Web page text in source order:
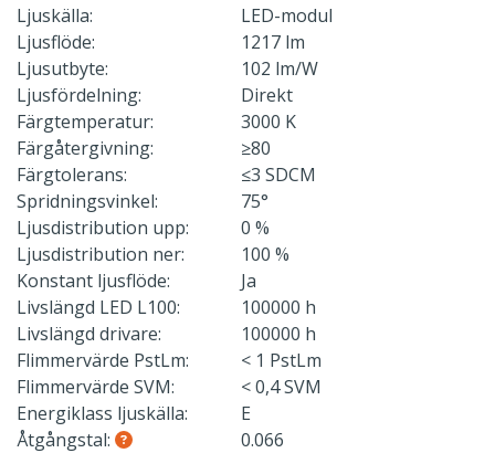
Ljuskälla:
LED-modul
Ljusflöde:
1217 lm
Ljusutbyte:
102 lm/W
Ljusfördelning:
Direkt
Färgtemperatur:
3000 K
Färgåtergivning:
≥80
Färgtolerans:
≤3 SDCM
Spridningsvinkel:
75°
Ljusdistribution upp:
0 %
Ljusdistribution ner:
100 %
Konstant ljusflöde:
Ja
Livslängd LED L100:
100000 h
Livslängd drivare:
100000 h
Flimmervärde PstLm:
< 1 PstLm
Flimmervärde SVM:
< 0,4 SVM
Energiklass ljuskälla:
E
Åtgångstal:
0.066